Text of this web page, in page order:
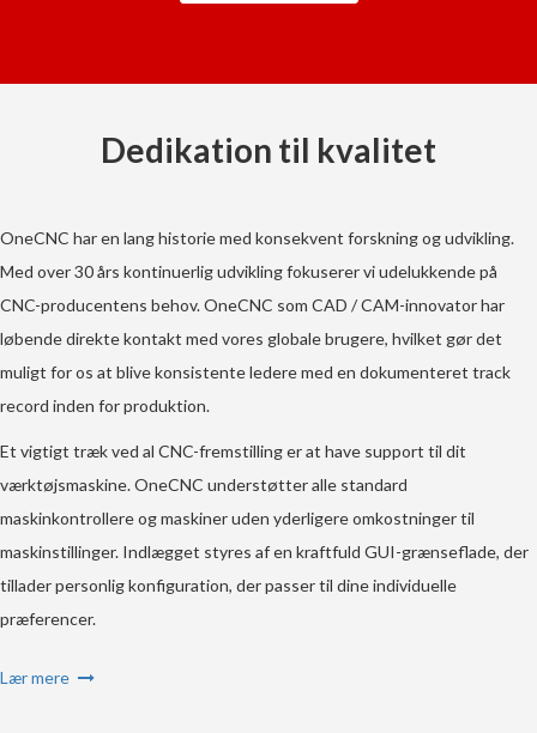
Dedikation til kvalitet
OneCNC har en lang historie med konsekvent forskning og udvikling.
Med over 30 års kontinuerlig udvikling fokuserer vi udelukkende på
CNC-producentens behov. OneCNC som CAD / CAM-innovator har
løbende direkte kontakt med vores globale brugere, hvilket gør det
muligt for os at blive konsistente ledere med en dokumenteret track
record inden for produktion.
Et vigtigt træk ved al CNC-fremstilling er at have support til dit
værktøjsmaskine. OneCNC understøtter alle standard
maskinkontrollere og maskiner uden yderligere omkostninger til
maskinstillinger. Indlægget styres af en kraftfuld GUI-grænseflade, der
tillader personlig konfiguration, der passer til dine individuelle
præferencer.
Lær mere